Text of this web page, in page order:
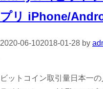
プリ iPhone/
2020-06-102018-01-28 by
ビットコイン取引量日本一